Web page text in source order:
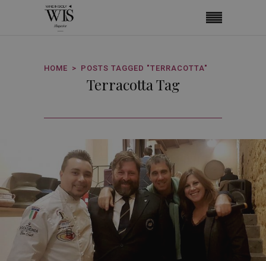
HOME POSTS TAGGED "TERRACOTTA"
Terracotta Tag